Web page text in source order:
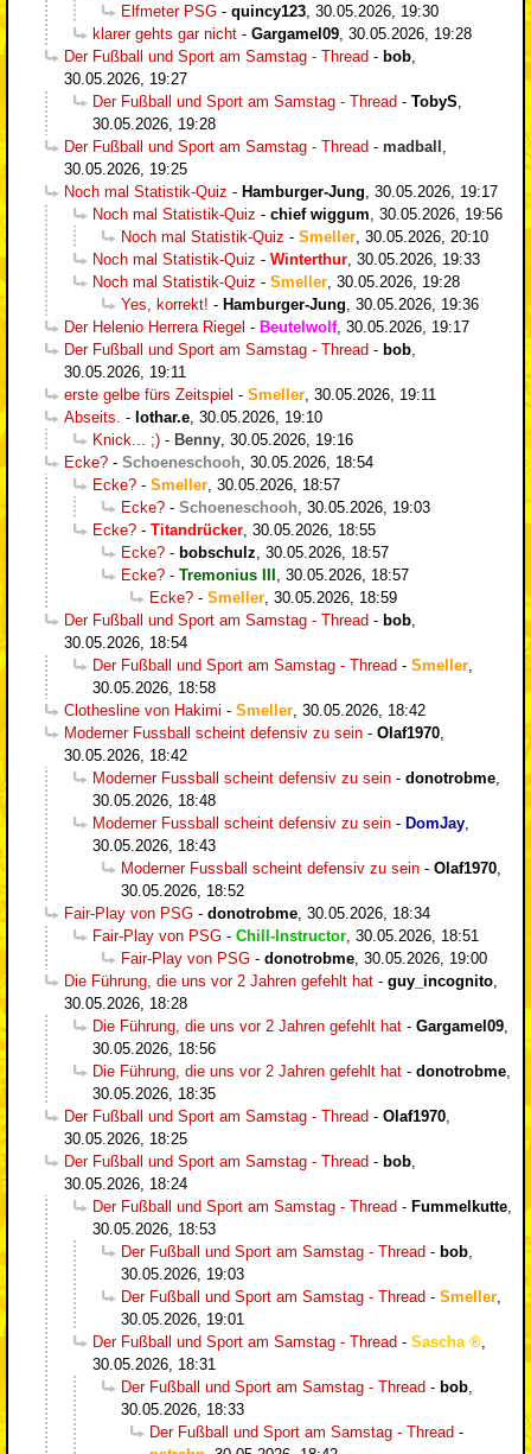
Elfmeter PSG - quincy123 30.05.2026, 19:30
klarer gehts gar nicht - Gargamel09 30.05.2026, 19:28
Der Fußball und Sport am Samstag - Thread - bob
30.05.2026, 19:27
Der Fußball und Sport am Samstag - Thread - TobyS
30.05.2026, 19:28
Der Fußball und Sport am Samstag - Thread - madball
30.05.2026, 19:25
Noch mal Statistik-Quiz - Hamburger-Jung 30.05.2026, 19:17
Noch mal Statistik-Quiz - chief wiggum 30.05.2026, 19:56
Noch mal Statistik-Quiz - Smeller 30.05.2026, 20:10
Noch mal Statistik-Quiz - Winterthur 30.05.2026, 19:33
Noch mal Statistik-Quiz - Smeller 30.05.2026, 19:28
Yes, korrekt! - Hamburger-Jung 30.05.2026, 19:36
Der Helenio Herrera Riegel - Beutelwolf, 30.05.2026, 19:17
Der Fußball und Sport am Samstag - Thread - bob
30.05.2026, 19:11
erste gelbe fürs Zeitspiel - Smeller 30.05.2026, 19:11
Abseits. - lothar.e 30.05.2026, 19:10
Knick... ;) - Benny 30.05.2026, 19:16
Ecke? - Schoeneschooh 30.05.2026, 18:54
Ecke? - Smeller 30.05.2026, 18:57
Ecke? - Schoeneschooh 30.05.2026, 19:03
Ecke? - Titandrücker 30.05.2026, 18:55
Ecke? - bobschulz 30.05.2026, 18:57
Ecke? - Tremonius III
30.05.2026, 18:57
Ecke? - Smeller 30.05.2026, 18:59
Der Fußball und Sport am Samstag - Thread - bob
30.05.2026, 18:54
Der Fußball und Sport am Samstag - Thread - Smeller
30.05.2026, 18:58
Clothesline von Hakimi - Smeller 30.05.2026, 18:42
Moderner Fussball scheint defensiv zu sein - Olaf1970
30.05.2026, 18:42
Moderner Fussball scheint defensiv zu sein - donotrobme
30.05.2026, 18:48
Moderner Fussball scheint defensiv zu sein - DomJay
30.05.2026, 18:43
Moderner Fussball scheint defensiv zu sein - Olaf1970
30.05.2026, 18:52
Fair-Play von PSG - donotrobme 30.05.2026, 18:34
Fair-Play von PSG - Chill-Instructor 30.05.2026, 18:51
Fair-Play von PSG - donotrobme 30.05.2026, 19:00
Die Führung, die uns vor 2 Jahren gefehlt hat - guy_incognito
30.05.2026, 18:28
Die Führung, die uns vor 2 Jahren gefehlt hat - Gargamel09
30.05.2026, 18:56
Die Führung, die uns vor 2 Jahren gefehlt hat - donotrobme
30.05.2026, 18:35
Der Fußball und Sport am Samstag - Thread - Olaf1970
30.05.2026, 18:25
Der Fußball und Sport am Samstag - Thread - bob
30.05.2026, 18:24
Der Fußball und Sport am Samstag - Thread - Fummelkutte
30.05.2026, 18:53
Der Fußball und Sport am Samstag - Thread - bob
30.05.2026, 19:03
Der Fußball und Sport am Samstag - Thread - Smeller
30.05.2026, 19:01
Der Fußball und Sport am Samstag - Thread - Sascha
30.05.2026, 18:31
Der Fußball und Sport am Samstag - Thread - bob
30.05.2026, 18:33
Der Fußball und Sport am Samstag - Thread -